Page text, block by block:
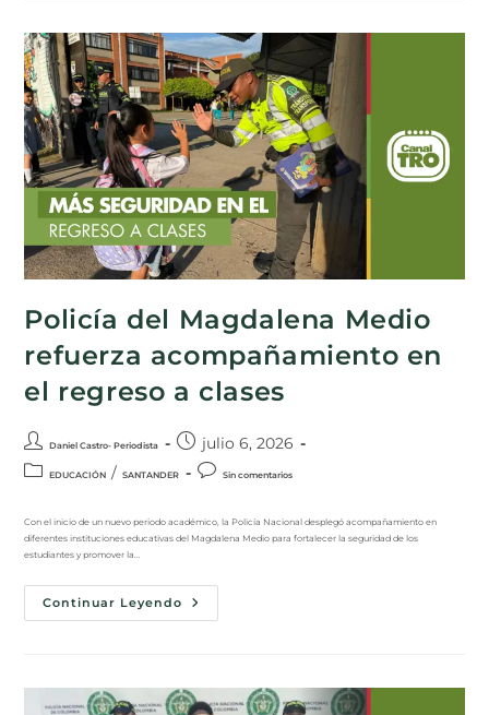
Policía del Magdalena Medio
refuerza acompañamiento en
el regreso a clases
Daniel Castro- Periodista julio 6, 2026
EDUCACIÓN / SANTANDER Sin comentarios
Con el inicio de un nuevo periodo académico, la Policía Nacional desplegó acompañamiento en
diferentes instituciones educativas del Magdalena Medio para fortalecer la seguridad de los
estudiantes y promover la…
Continuar Leyendo